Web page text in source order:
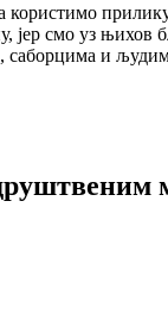
користимо
јер смо уз
и